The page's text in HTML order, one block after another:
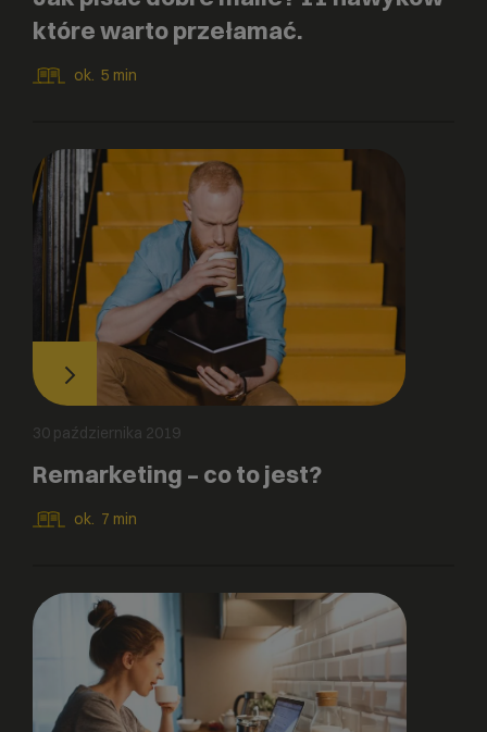
które warto przełamać.
ok. 5 min
30 października 2019
Remarketing – co to jest?
ok. 7 min